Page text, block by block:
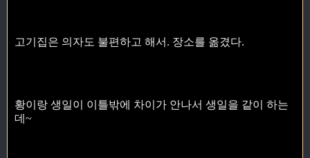
고기집은 의자도 불편하고 해서. 장소를 옮겼다.
황이랑 생일이 이틀밖에 차이가 안나서 생일을 같이 하는
데~